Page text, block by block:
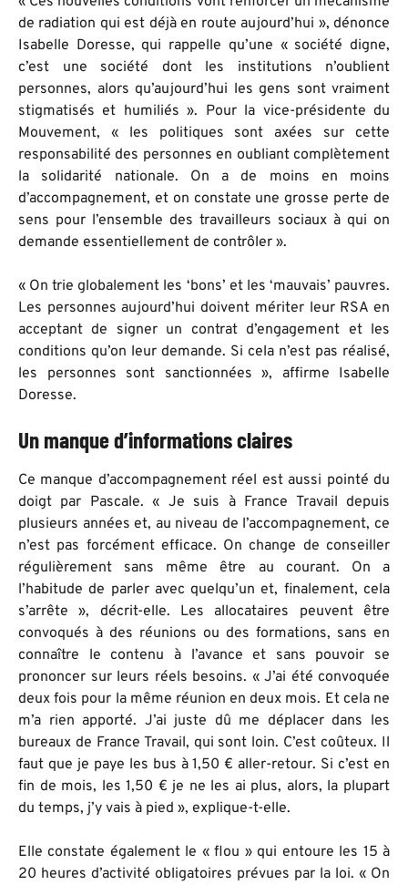
de radiation qui est déjà en route aujourd’hui », dénonce
Isabelle Doresse, qui rappelle qu’une « société digne,
c’est une société dont les institutions n’oublient
personnes, alors qu’aujourd’hui les gens sont vraiment
stigmatisés et humiliés ». Pour la vice-présidente du
Mouvement, « les politiques sont axées sur cette
responsabilité des personnes en oubliant complètement
la solidarité nationale. On a de moins en moins
d’accompagnement, et on constate une grosse perte de
sens pour l’ensemble des travailleurs sociaux à qui on
demande essentiellement de contrôler ».
« On trie globalement les ‘bons’ et les ‘mauvais’ pauvres.
Les personnes aujourd’hui doivent mériter leur RSA en
acceptant de signer un contrat d’engagement et les
conditions qu’on leur demande. Si cela n’est pas réalisé,
les personnes sont sanctionnées », affirme Isabelle
Doresse.
Un manque d’informations claires
Ce manque d’accompagnement réel est aussi pointé du
doigt par Pascale. « Je suis à France Travail depuis
plusieurs années et, au niveau de l’accompagnement, ce
n’est pas forcément efficace. On change de conseiller
régulièrement sans même être au courant. On a
l’habitude de parler avec quelqu’un et, finalement, cela
s’arrête », décrit-elle. Les allocataires peuvent être
convoqués à des réunions ou des formations, sans en
connaître le contenu à l’avance et sans pouvoir se
prononcer sur leurs réels besoins. « J’ai été convoquée
deux fois pour la même réunion en deux mois. Et cela ne
m’a rien apporté. J’ai juste dû me déplacer dans les
bureaux de France Travail, qui sont loin. C’est coûteux. Il
faut que je paye les bus à 1,50 € aller-retour. Si c’est en
fin de mois, les 1,50 € je ne les ai plus, alors, la plupart
du temps, j’y vais à pied », explique-t-elle.
Elle constate également le « flou » qui entoure les 15 à
20 heures d’activité obligatoires prévues par la loi. « On